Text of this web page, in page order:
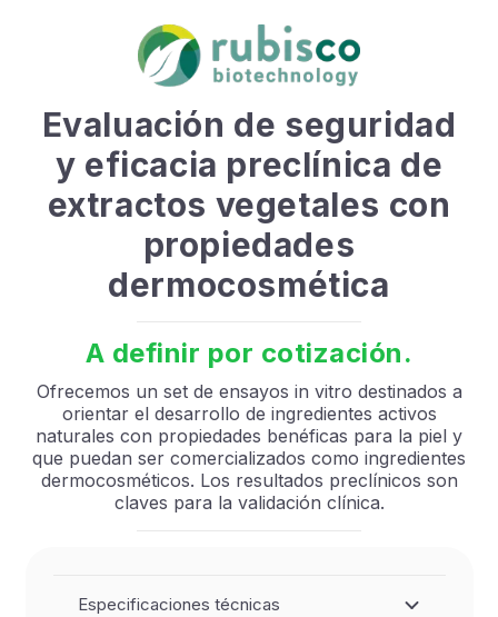
Evaluación de seguridad
y eficacia preclínica de
extractos vegetales con
propiedades
dermocosmética
A definir por cotización.
Ofrecemos un set de ensayos in vitro destinados a
orientar el desarrollo de ingredientes activos
naturales con propiedades benéficas para la piel y
que puedan ser comercializados como ingredientes
dermocosméticos. Los resultados preclínicos son
claves para la validación clínica.
Especificaciones técnicas